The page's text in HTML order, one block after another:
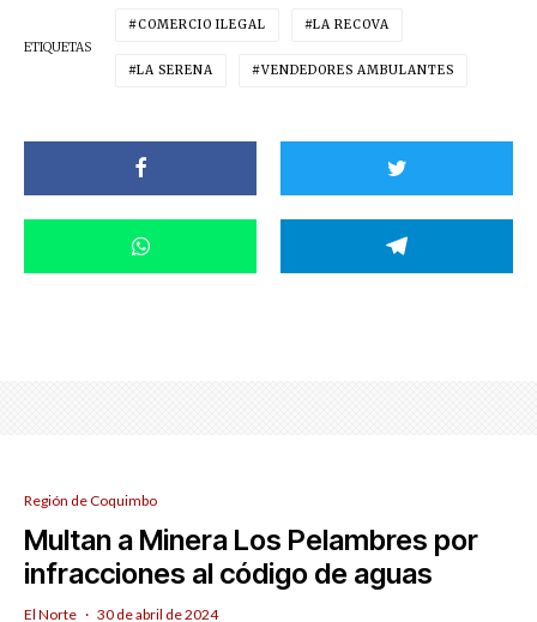
ETIQUETAS
COMERCIO ILEGAL LA RECOVA
LA SERENA VENDEDORES AMBULANTES
Región de Coquimbo
Multan a Minera Los Pelambres por
infracciones al código de aguas
El Norte · 30 de abril de 2024